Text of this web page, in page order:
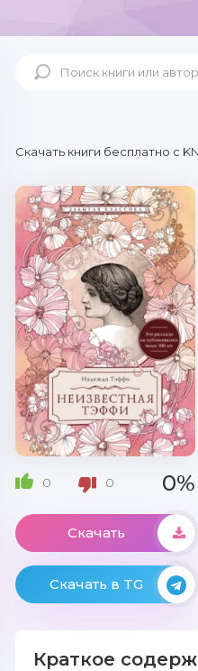
Скачать книги бесплатно c
0 0 0%
Скачать
Скачать в TG
Краткое